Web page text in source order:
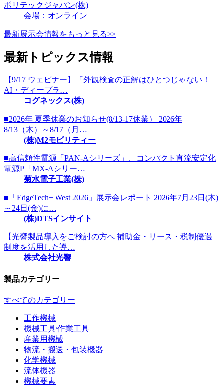
ポリテックジャパン(株)
会場：オンライン
最新展示会情報をもっと見る>>
最新トピックス情報
【9/17 ウェビナー】「外観検査の正解はひとつじゃない！
AI・ディープラ…
コグネックス(株)
■2026年 夏季休業のお知らせ(8/13-17休業） 2026年
8/13（木）～8/17（月…
(株)M2モビリティー
■高信頼性電源「PAN-Aシリーズ」、コンパクト直流安定化
電源P「MX-Aシリー…
菊水電子工業(株)
■「EdgeTech+ West 2026」展示会レポート 2026年7月23日(木)
～24日(金)に…
(株)DTSインサイト
【光響製品導入をご検討の方へ 補助金・リース・税制優遇
制度を活用した導…
株式会社光響
製品カテゴリー
すべてのカテゴリー
工作機械
機械工具/作業工具
産業用機械
物流・搬送・包装機器
化学機械
流体機器
機械要素